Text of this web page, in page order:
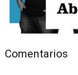
Comentarios